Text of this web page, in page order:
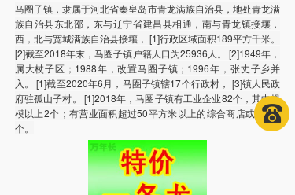
马圈子镇，隶属于河北省秦皇岛市青龙满族自治县，地处青龙满
族自治县东北部，东与辽宁省建昌县相通，南与青龙镇接壤，
西，北与宽城满族自治县接壤， [1]行政区域面积189平方千米。
[2]截至2018年末，马圈子镇户籍人口为25936人。 [2]1949年，
属大杖子区；1988年，改置马圈子镇；1996年，张丈子乡并
入。 [1]截至2020年6月，马圈子镇辖17个行政村， [3]镇人民政
府驻孤山子村。 [1]2018年，马圈子镇有工业企业82个，其中规
模以上2个；有营业面积超过50平方米以上的综合商店或超市7
个。